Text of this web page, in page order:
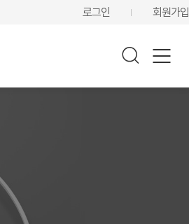
로그인 회원가입